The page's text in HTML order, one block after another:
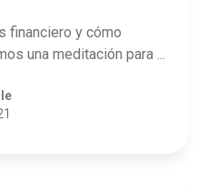
financiero y cómo
una meditación para ...